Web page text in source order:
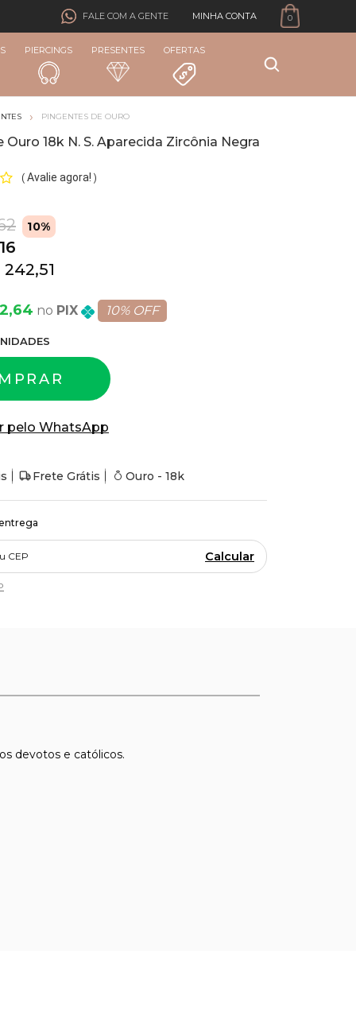
FALE COM A GENTE MINHA CONTA 0
PIERCINGS PRESENTES OFERTAS
PINGENTES DE OURO
18k N. S. Aparecida Zircônia Negra
( Avalie agora! )
10%
242,51
PIX 10% OFF
S
pelo WhatsApp
Frete Grátis Ouro - 18k
Calcular
devotos e católicos.